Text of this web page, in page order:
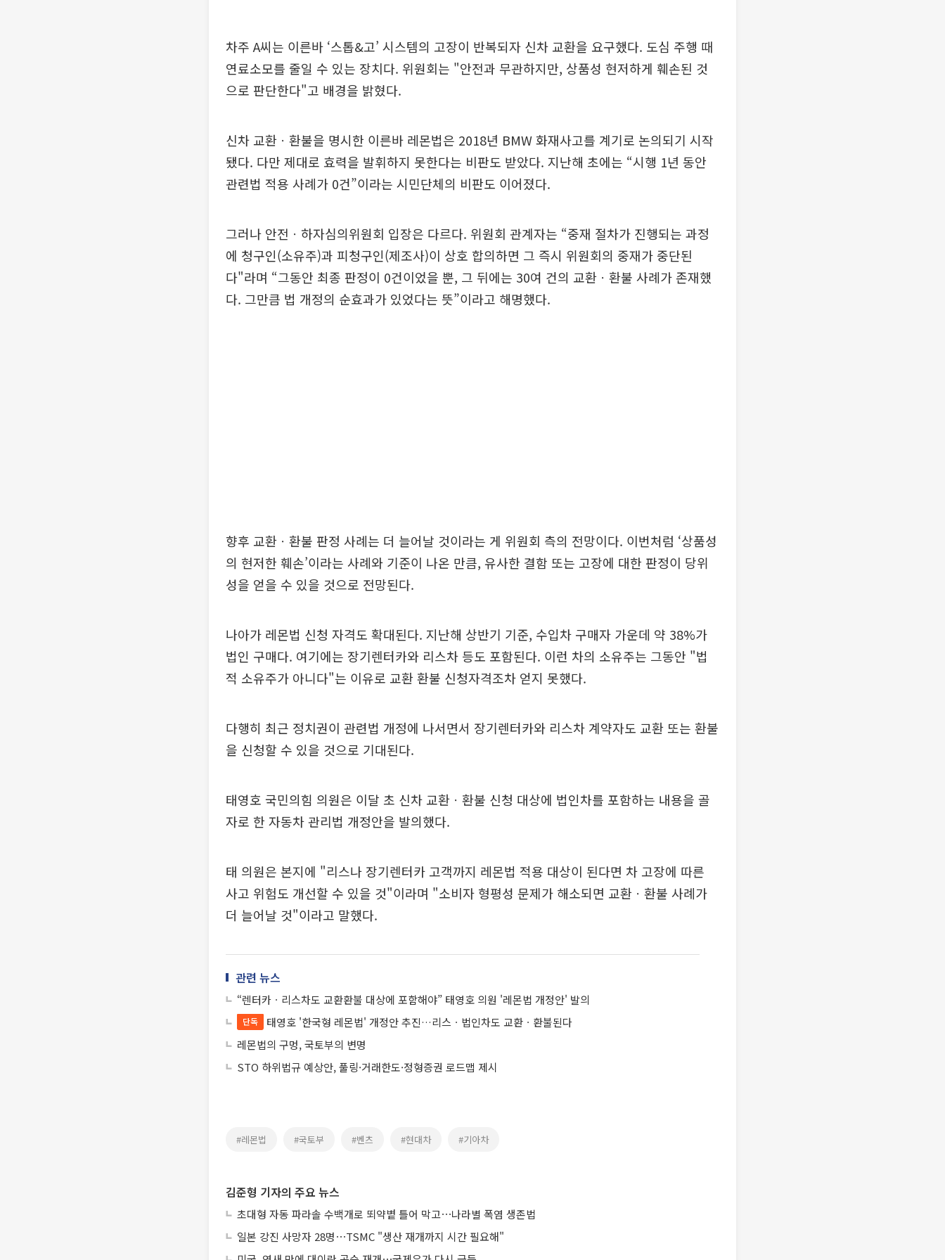
차주 A씨는 이른바 ‘스톱&고’ 시스템의 고장이 반복되자 신차 교환을 요구했다. 도심 주행 때
연료소모를 줄일 수 있는 장치다. 위원회는 "안전과 무관하지만, 상품성 현저하게 훼손된 것
으로 판단한다"고 배경을 밝혔다.
신차 교환ㆍ환불을 명시한 이른바 레몬법은 2018년 BMW 화재사고를 계기로 논의되기 시작
됐다. 다만 제대로 효력을 발휘하지 못한다는 비판도 받았다. 지난해 초에는 “시행 1년 동안
관련법 적용 사례가 0건”이라는 시민단체의 비판도 이어졌다.
그러나 안전ㆍ하자심의위원회 입장은 다르다. 위원회 관계자는 “중재 절차가 진행되는 과정
에 청구인(소유주)과 피청구인(제조사)이 상호 합의하면 그 즉시 위원회의 중재가 중단된
다"라며 “그동안 최종 판정이 0건이었을 뿐, 그 뒤에는 30여 건의 교환ㆍ환불 사례가 존재했
다. 그만큼 법 개정의 순효과가 있었다는 뜻”이라고 해명했다.
향후 교환ㆍ환불 판정 사례는 더 늘어날 것이라는 게 위원회 측의 전망이다. 이번처럼 ‘상품성
의 현저한 훼손’이라는 사례와 기준이 나온 만큼, 유사한 결함 또는 고장에 대한 판정이 당위
성을 얻을 수 있을 것으로 전망된다.
나아가 레몬법 신청 자격도 확대된다. 지난해 상반기 기준, 수입차 구매자 가운데 약 38%가
법인 구매다. 여기에는 장기렌터카와 리스차 등도 포함된다. 이런 차의 소유주는 그동안 "법
적 소유주가 아니다"는 이유로 교환 환불 신청자격조차 얻지 못했다.
다행히 최근 정치권이 관련법 개정에 나서면서 장기렌터카와 리스차 계약자도 교환 또는 환불
을 신청할 수 있을 것으로 기대된다.
태영호 국민의힘 의원은 이달 초 신차 교환ㆍ환불 신청 대상에 법인차를 포함하는 내용을 골
자로 한 자동차 관리법 개정안을 발의했다.
태 의원은 본지에 "리스나 장기렌터카 고객까지 레몬법 적용 대상이 된다면 차 고장에 따른
사고 위험도 개선할 수 있을 것"이라며 "소비자 형평성 문제가 해소되면 교환ㆍ환불 사례가
더 늘어날 것"이라고 말했다.
관련 뉴스
“렌터카ㆍ리스차도 교환환불 대상에 포함해야” 태영호 의원 '레몬법 개정안' 발의
단독
태영호 '한국형 레몬법' 개정안 추진…리스ㆍ법인차도 교환ㆍ환불된다
레몬법의 구멍, 국토부의 변명
STO 하위법규 예상안, 풀링·거래한도·정형증권 로드맵 제시
#레몬법 #국토부 #벤츠 #현대차 #기아차
김준형 기자의 주요 뉴스
초대형 자동 파라솔 수백개로 뙤약볕 틀어 막고⋯나라별 폭염 생존법
일본 강진 사망자 28명⋯TSMC "생산 재개까지 시간 필요해"